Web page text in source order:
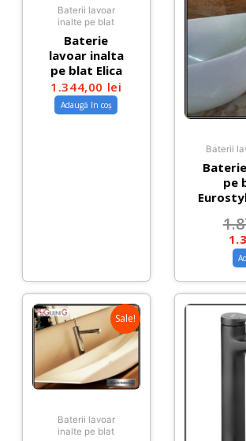
Baterii lavoar
inalte pe blat
Baterie
lavoar inalta
pe blat Elica
1.344,00 lei
Adaugă în coș
Baterii
pe
Sale!
Baterii lavoar
inalte pe blat